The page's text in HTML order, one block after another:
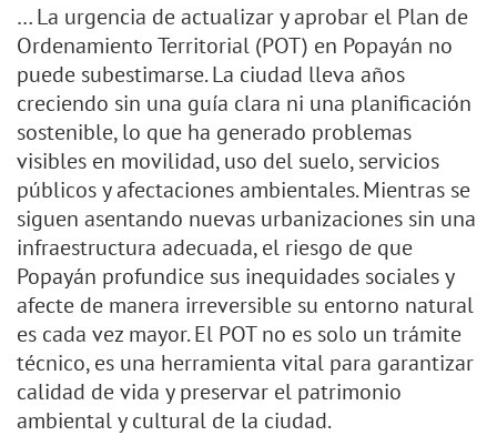
… La urgencia de actualizar y aprobar el Plan de
Ordenamiento Territorial (POT) en Popayán no
puede subestimarse. La ciudad lleva años
creciendo sin una guía clara ni una planificación
sostenible, lo que ha generado problemas
visibles en movilidad, uso del suelo, servicios
públicos y afectaciones ambientales. Mientras se
siguen asentando nuevas urbanizaciones sin una
infraestructura adecuada, el riesgo de que
Popayán profundice sus inequidades sociales y
afecte de manera irreversible su entorno natural
es cada vez mayor. El POT no es solo un trámite
técnico, es una herramienta vital para garantizar
calidad de vida y preservar el patrimonio
ambiental y cultural de la ciudad.